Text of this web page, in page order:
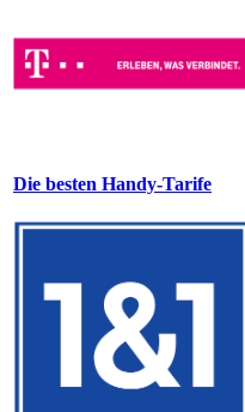
Die besten Handy-Tarife